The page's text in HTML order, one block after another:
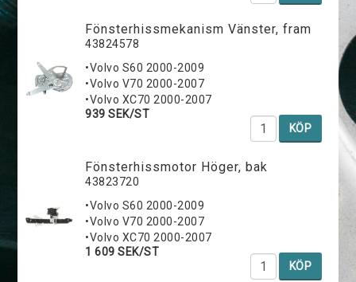
Fönsterhissmekanism Vänster, fram
43824578
•Volvo S60 2000-2009
•Volvo V70 2000-2007
•Volvo XC70 2000-2007
939 SEK/ST
KÖP
Fönsterhissmotor Höger, bak
43823720
•Volvo S60 2000-2009
•Volvo V70 2000-2007
•Volvo XC70 2000-2007
1 609 SEK/ST
KÖP